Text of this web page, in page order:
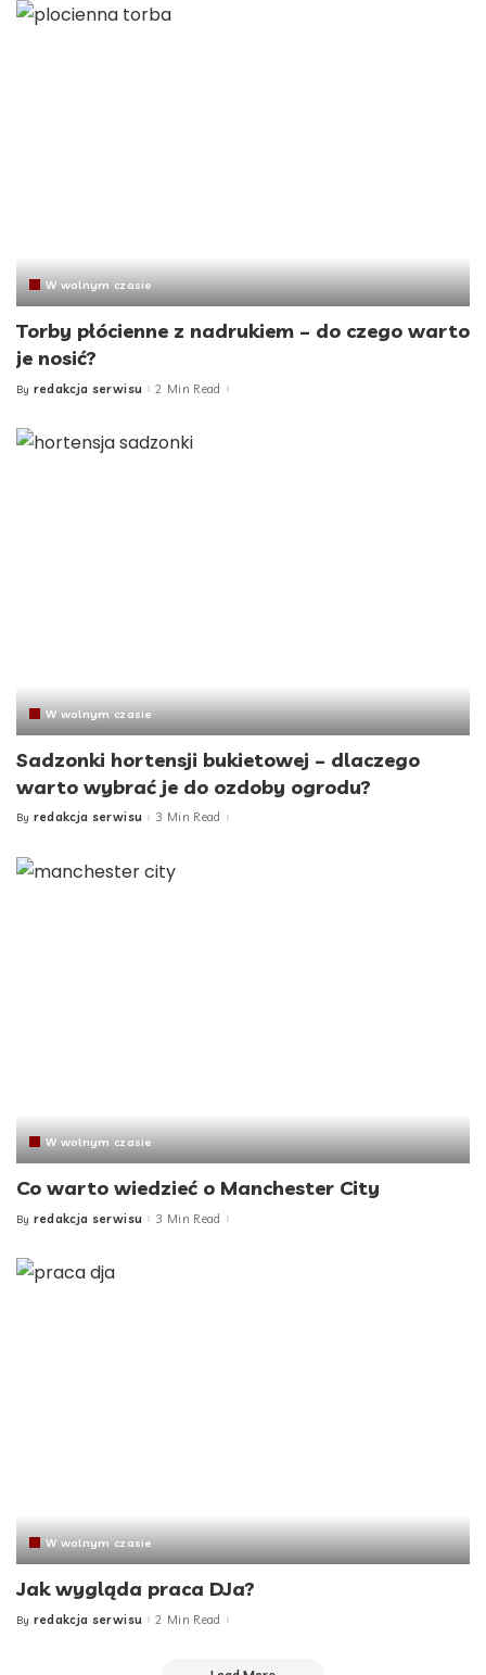
W wolnym czasie
Torby płócienne z nadrukiem – do czego warto
je nosić?
Posted
By redakcja serwisu 2 Min Read
W wolnym czasie
Sadzonki hortensji bukietowej – dlaczego
warto wybrać je do ozdoby ogrodu?
Posted
By redakcja serwisu 3 Min Read
W wolnym czasie
Co warto wiedzieć o Manchester City
Posted
By redakcja serwisu 3 Min Read
W wolnym czasie
Jak wygląda praca DJa?
Posted
By redakcja serwisu 2 Min Read